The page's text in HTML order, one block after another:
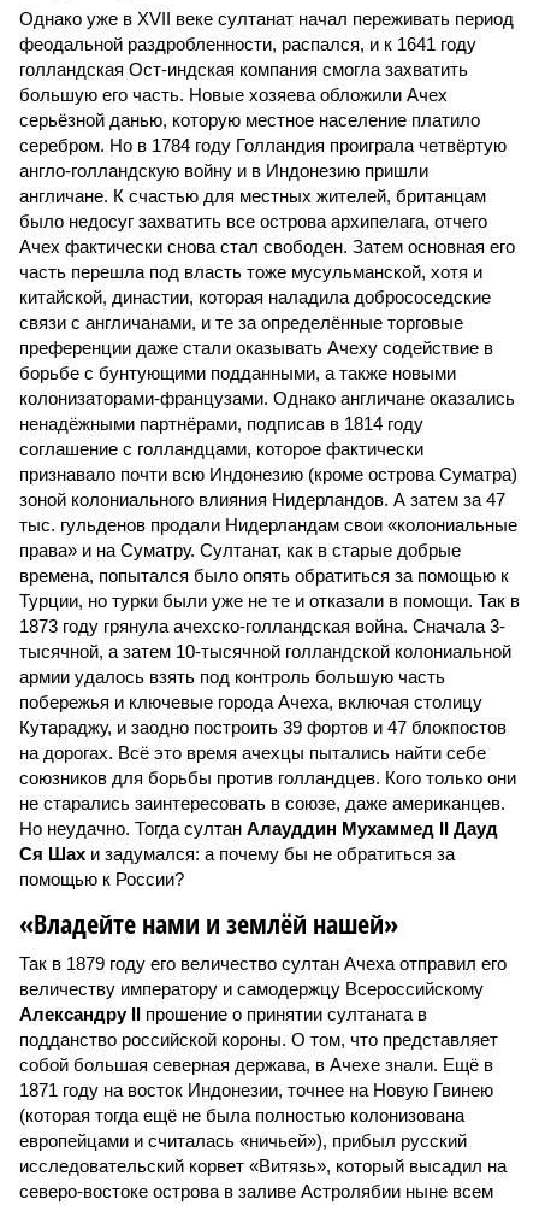
Однако уже в XVII веке султанат начал переживать период
феодальной раздробленности, распался, и к 1641 году
голландская Ост-индская компания смогла захватить
большую его часть. Новые хозяева обложили Ачех
серьёзной данью, которую местное население платило
серебром. Но в 1784 году Голландия проиграла четвёртую
англо-голландскую войну и в Индонезию пришли
англичане. К счастью для местных жителей, британцам
было недосуг захватить все острова архипелага, отчего
Ачех фактически снова стал свободен. Затем основная его
часть перешла под власть тоже мусульманской, хотя и
китайской, династии, которая наладила добрососедские
связи с англичанами, и те за определённые торговые
преференции даже стали оказывать Ачеху содействие в
борьбе с бунтующими подданными, а также новыми
колонизаторами-французами. Однако англичане оказались
ненадёжными партнёрами, подписав в 1814 году
соглашение с голландцами, которое фактически
признавало почти всю Индонезию (кроме острова Суматра)
зоной колониального влияния Нидерландов. А затем за 47
тыс. гульденов продали Нидерландам свои «колониальные
права» и на Суматру. Султанат, как в старые добрые
времена, попытался было опять обратиться за помощью к
Турции, но турки были уже не те и отказали в помощи. Так в
1873 году грянула ачехско-голландская война. Сначала 3-
тысячной, а затем 10-тысячной голландской колониальной
армии удалось взять под контроль большую часть
побережья и ключевые города Ачеха, включая столицу
Кутараджу, и заодно построить 39 фортов и 47 блокпостов
на дорогах. Всё это время ачехцы пытались найти себе
союзников для борьбы против голландцев. Кого только они
не старались заинтересовать в союзе, даже американцев.
Но неудачно. Тогда султан Алауддин Мухаммед II Дауд
Ся Шах и задумался: а почему бы не обратиться за
помощью к России?
«Владейте нами и землёй нашей»
Так в 1879 году его величество султан Ачеха отправил его
величеству императору и самодержцу Всероссийскому
Александру II прошение о принятии султаната в
подданство российской короны. О том, что представляет
собой большая северная держава, в Ачехе знали. Ещё в
1871 году на восток Индонезии, точнее на Новую Гвинею
(которая тогда ещё не была полностью колонизована
европейцами и считалась «ничьей»), прибыл русский
исследовательский корвет «Витязь», который высадил на
северо-востоке острова в заливе Астролябии ныне всем